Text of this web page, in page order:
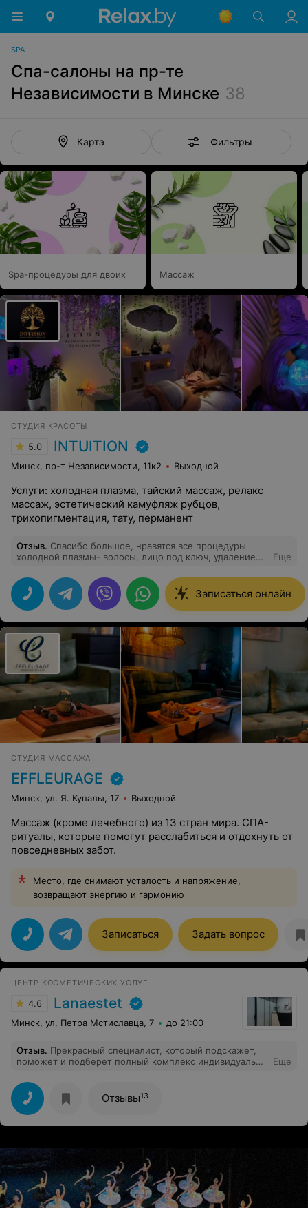
SPA
Спа-салоны на пр-те
Независимости в Минске 38
Карта Фильтры
Spa-процедуры для двоих Массаж
СТУДИЯ КРАСОТЫ
5.0 INTUITION
Минск, пр-т Независимости, 11к2 Выходной
Услуги: холодная плазма, тайский массаж, релакс
массаж, эстетический камуфляж рубцов,
трихопигментация, тату, перманент
Отзыв. Спасибо большое, нравятся все процедуры
холодной плазмы- волосы, лицо под ключ, удаление
Еще
Записаться онлайн
СТУДИЯ МАССАЖА
EFFLEURAGE
Минск, ул. Я. Купалы, 17 Выходной
Массаж (кроме лечебного) из 13 стран мира. СПА-
ритуалы, которые помогут расслабиться и отдохнуть от
повседневных забот.
Место, где снимают усталость и напряжение,
возвращают энергию и гармонию
Записаться Задать вопрос
ЦЕНТР КОСМЕТИЧЕСКИХ УСЛУГ
4.6 Lanaestet
Минск, ул. Петра Мстиславца, 7 до 21:00
Отзыв. Прекрасный специалист, который подскажет,
поможет и подберет полный комплекс индивидуально
Спасибо огромное
Еще
Отзывы13